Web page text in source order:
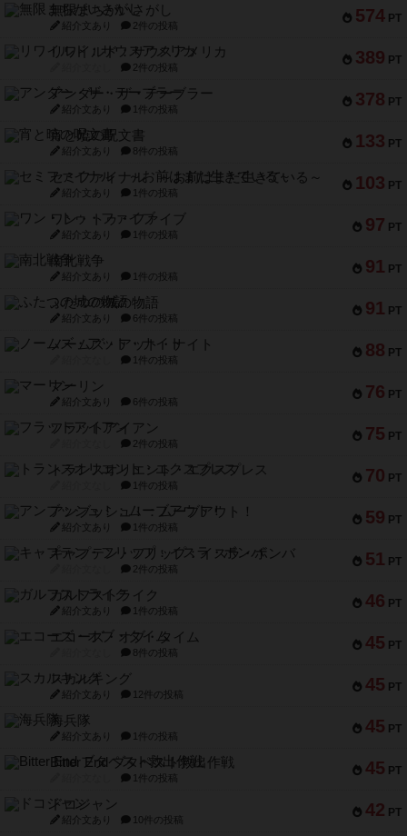
574 PT
無限まちがいさがし
紹介文あり 2件の投稿
389 PT
リワイルド：サウスアメリカ
2件の投稿
378 PT
アンダー・ザ・テーブラー
紹介文あり 1件の投稿
133 PT
宵と暁の呪文書
紹介文あり 8件の投稿
103 PT
セミファイナル ～お前はまだ生きている～
紹介文あり 1件の投稿
97 PT
ワン・トゥ・ファイブ
紹介文あり 1件の投稿
91 PT
南北戦争
紹介文あり 1件の投稿
91 PT
ふたつの城の物語
紹介文あり 6件の投稿
88 PT
ノームズ・アット・ナイト
1件の投稿
76 PT
マーリン
紹介文あり 6件の投稿
75 PT
フラットアイアン
2件の投稿
70 PT
トランスオリエント・エクスプレス
1件の投稿
59 PT
アンブッシュ！：ムーブアウト！
紹介文あり 1件の投稿
51 PT
キャプテン・フリップ：イスラ・ボンバ
2件の投稿
46 PT
ガルフストライク
紹介文あり 1件の投稿
45 PT
エコーズ・オブ・タイム
8件の投稿
45 PT
スカルキング
紹介文あり 12件の投稿
45 PT
海兵隊
紹介文あり 1件の投稿
45 PT
Bitter End ブタペスト救出作戦
1件の投稿
42 PT
ドコジャン
紹介文あり 10件の投稿